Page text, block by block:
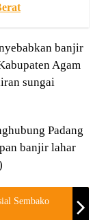
banjir
Agam
sungai
Padang
banjir lahar
Sembako